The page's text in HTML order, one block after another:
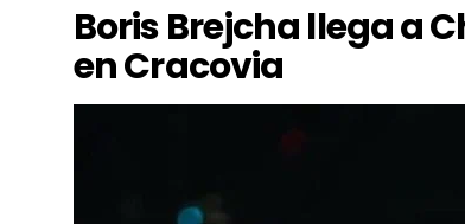
Boris Brejcha llega a
en Cracovia